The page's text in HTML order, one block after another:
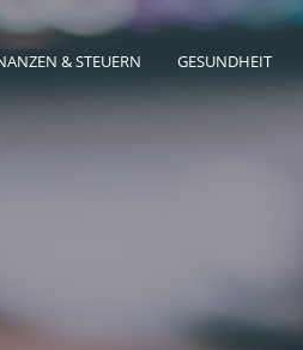
& STEUERN GESUNDHEIT